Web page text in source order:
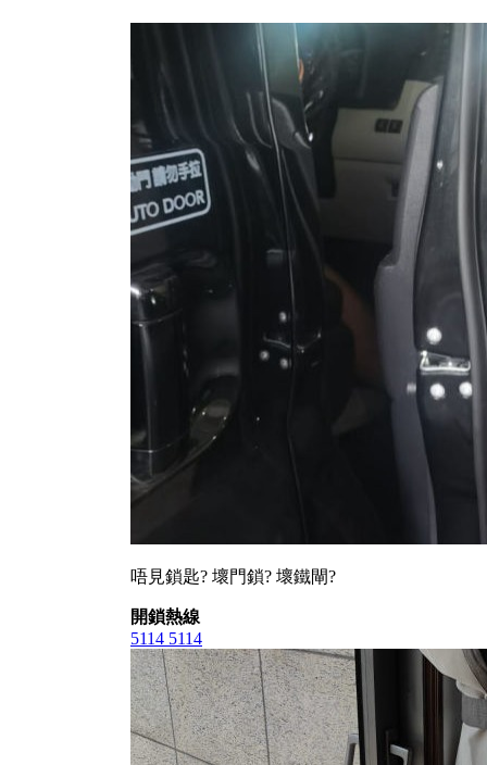
唔見鎖匙? 壞門鎖? 壞鐵閘?
開鎖熱線
5114 5114